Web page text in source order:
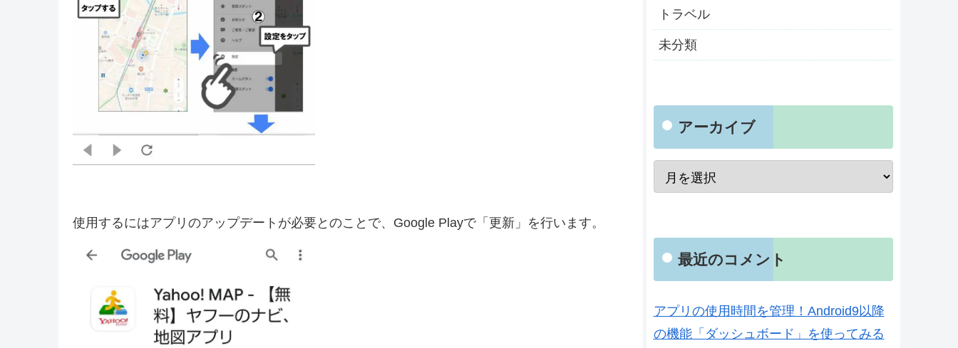
使用するにはアプリのアップデートが必要とのことで、Google Playで「更新」を行います。
トラベル
未分類
アーカイブ
最近のコメント
アプリの使用時間を管理！Android9以降
の機能「ダッシュボード」を使ってみる